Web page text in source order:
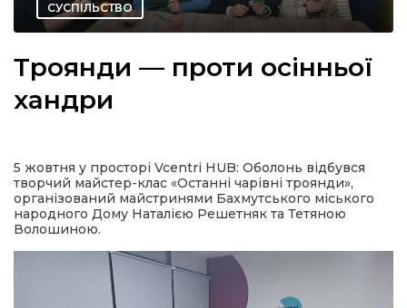
політика
СУСПІЛЬСТВО
Троянди — проти осінньої
хандри
5 жовтня у просторі Vcentri HUB: Оболонь відбувся
творчий майстер-клас «Останні чарівні троянди»,
організований майстринями Бахмутського міського
народного Дому Наталією Решетняк та Тетяною
Волошиною.